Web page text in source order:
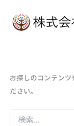
お探しのコンテン
ださい。
索
対